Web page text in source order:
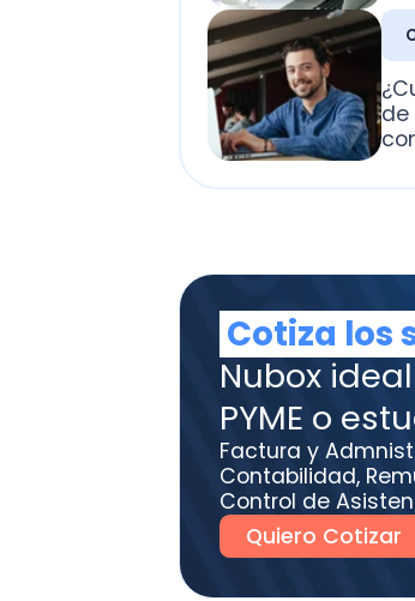
Cotiza los software
Factura y Admnistración,
Contabilidad, Remuneraciones y
Control de Asistencia.
Quiero Cotizar